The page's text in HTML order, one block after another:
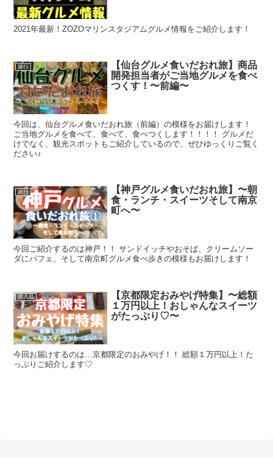
2021年最新！ZOZOマリンスタジアムグルメ情報をご紹介します！
旅行
【仙台グルメ食いだおれ旅】商品
開発担当者がご当地グルメを食べ
つくす！〜前編〜
今回は、仙台グルメ食いだおれ旅（前編）の模様をお届けします！
ご当地グルメを食べて、食べて、食べつくします！！！！ グルメだ
けでなく、観光スポットもご紹介しているので、ぜひゆっくりご覧く
ださい♪
旅行
【神戸グルメ食いだおれ旅】〜朝
食・ランチ・スイーツそして南京
町へ〜
今回ご紹介するのは神戸！！ サンドイッチやおそば、クリームソー
ダにパフェ、そして南京町グルメ食べ歩きの模様もお届けします！
購入品
【京都限定おみやげ特集】〜総額
１万円以上！おしゃんなスイーツ
がたっぷり♡〜
今回お届けするのは…京都限定のおみやげ！！ 総額１万円以上！た
っぷりご紹介します♡